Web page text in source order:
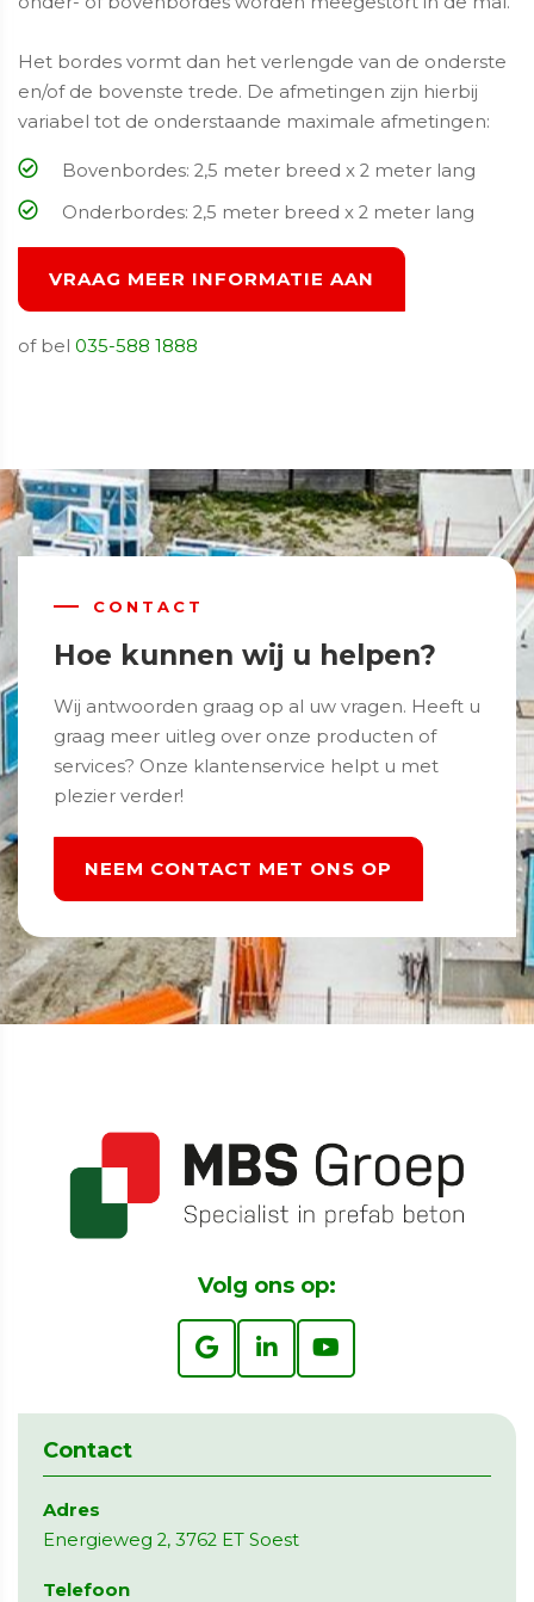
Het bordes vormt dan het verlengde van de onderste
en/of de bovenste trede. De afmetingen zijn hierbij
variabel tot de onderstaande maximale afmetingen:
Bovenbordes: 2,5 meter breed x 2 meter lang
Onderbordes: 2,5 meter breed x 2 meter lang
VRAAG MEER INFORMATIE AAN
of bel 035-588 1888
CONTACT
Hoe kunnen wij u helpen?
Wij antwoorden graag op al uw vragen. Heeft u
graag meer uitleg over onze producten of
services? Onze klantenservice helpt u met
plezier verder!
NEEM CONTACT MET ONS OP
Volg ons op:
Contact
Adres
Energieweg 2, 3762 ET Soest
Telefoon